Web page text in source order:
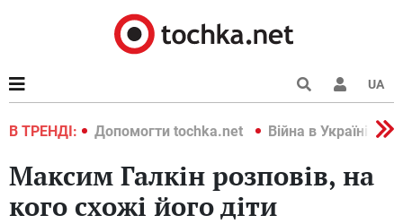
UA
В ТРЕНДІ:
2022 Допомогти tochka.net Війна в Україні 2022
Максим Галкін розповів, на
кого схожі його діти